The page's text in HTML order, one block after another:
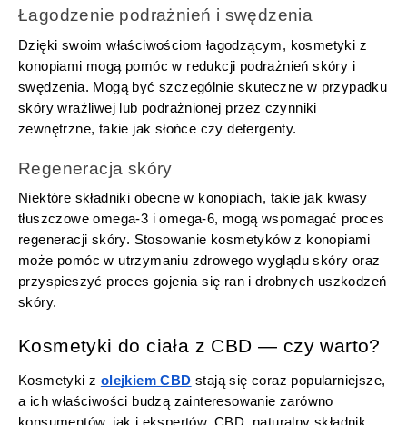
Łagodzenie podrażnień i swędzenia
Dzięki swoim właściwościom łagodzącym, kosmetyki z
konopiami mogą pomóc w redukcji podrażnień skóry i
swędzenia. Mogą być szczególnie skuteczne w przypadku
skóry wrażliwej lub podrażnionej przez czynniki
zewnętrzne, takie jak słońce czy detergenty.
Regeneracja skóry
Niektóre składniki obecne w konopiach, takie jak kwasy
tłuszczowe omega-3 i omega-6, mogą wspomagać proces
regeneracji skóry. Stosowanie kosmetyków z konopiami
może pomóc w utrzymaniu zdrowego wyglądu skóry oraz
przyspieszyć proces gojenia się ran i drobnych uszkodzeń
skóry.
Kosmetyki do ciała z CBD — czy warto?
Kosmetyki z olejkiem CBD stają się coraz popularniejsze,
a ich właściwości budzą zainteresowanie zarówno